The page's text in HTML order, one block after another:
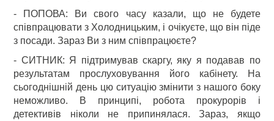
- ПОПОВА: Ви свого часу казали, що не будете
співпрацювати з Холодницьким, і очікуєте, що він піде
з посади. Зараз Ви з ним співпрацюєте?
- СИТНИК: Я підтримував скаргу, яку я подавав по
результатам прослуховування його кабінету. На
сьогоднішній день цю ситуацію змінити з нашого боку
неможливо. В принципі, робота прокурорів і
детективів ніколи не припинялася. Зараз, якщо